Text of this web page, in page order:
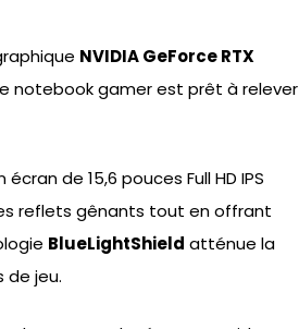
NVIDIA GeForce RTX
notebook gamer est prêt à relever
de 15,6 pouces Full HD IPS
reflets gênants tout en offrant
BlueLightShield atténue la
de jeu.